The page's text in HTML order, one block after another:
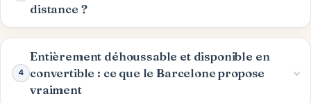
distance ?
4
Entièrement déhoussable et disponible en
convertible : ce que le Barcelone propose
vraiment